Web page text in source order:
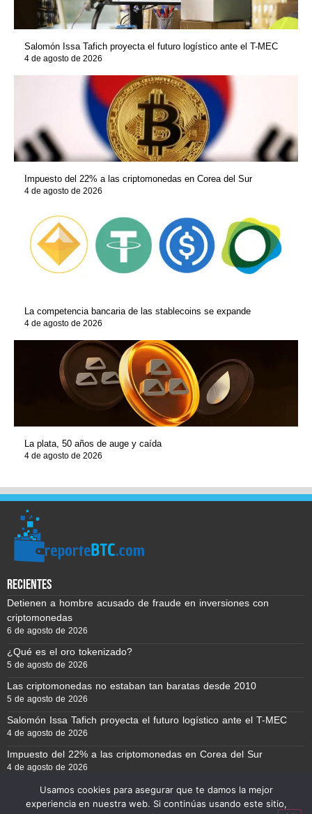
Salomón Issa Tafich proyecta el futuro logístico ante el T-MEC
4 de agosto de 2026
Impuesto del 22% a las criptomonedas en Corea del Sur
4 de agosto de 2026
La competencia bancaria de las stablecoins se expande
4 de agosto de 2026
La plata, 50 años de auge y caída
4 de agosto de 2026
recientes
Detienen a hombre acusado de fraude en inversiones con
criptomonedas
6 de agosto de 2026
¿Qué es el oro tokenizado?
5 de agosto de 2026
Las criptomonedas no estaban tan baratas desde 2010
5 de agosto de 2026
Salomón Issa Tafich proyecta el futuro logístico ante el T-MEC
4 de agosto de 2026
Impuesto del 22% a las criptomonedas en Corea del Sur
4 de agosto de 2026
Usamos cookies para asegurar que te damos la mejor
experiencia en nuestra web. Si continúas usando este sitio,